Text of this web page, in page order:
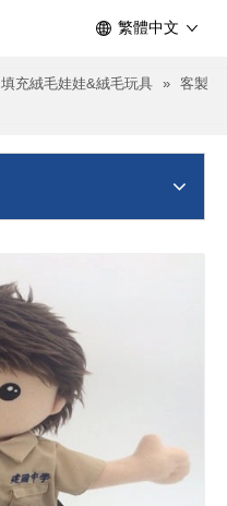
繁體中文
填充絨毛娃娃&絨毛玩具 » 客製